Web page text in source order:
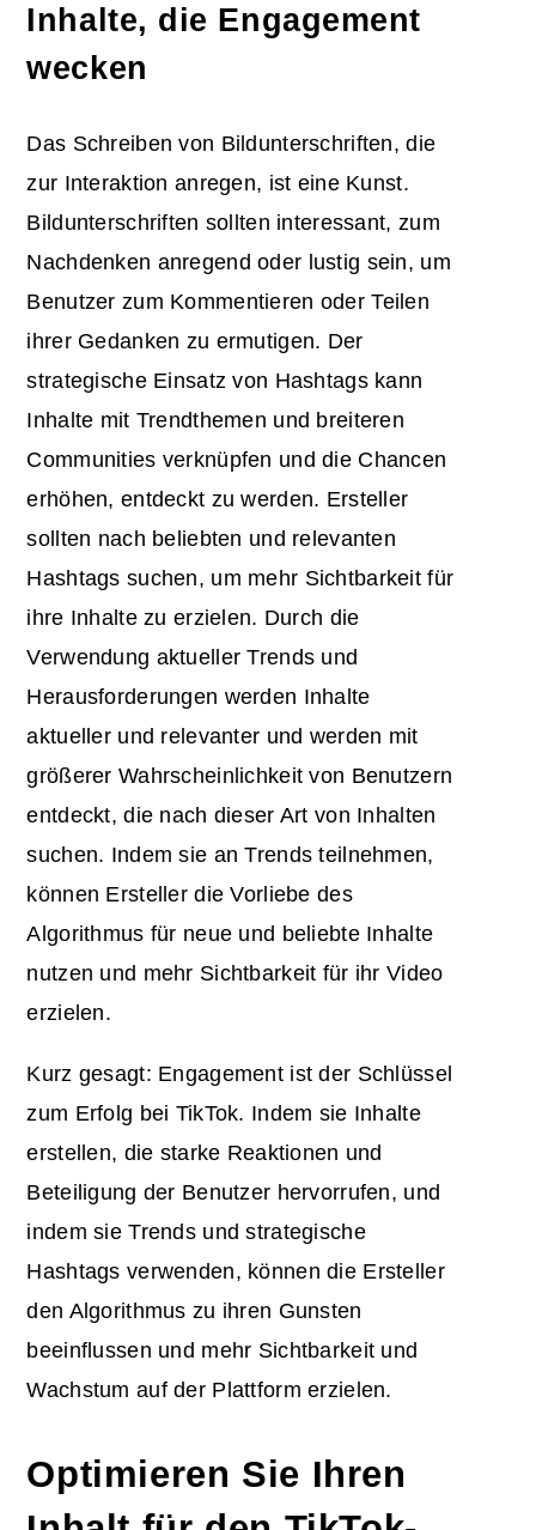
Inhalte, die Engagement
wecken
Das Schreiben von Bildunterschriften, die
zur Interaktion anregen, ist eine Kunst.
Bildunterschriften sollten interessant, zum
Nachdenken anregend oder lustig sein, um
Benutzer zum Kommentieren oder Teilen
ihrer Gedanken zu ermutigen. Der
strategische Einsatz von Hashtags kann
Inhalte mit Trendthemen und breiteren
Communities verknüpfen und die Chancen
erhöhen, entdeckt zu werden. Ersteller
sollten nach beliebten und relevanten
Hashtags suchen, um mehr Sichtbarkeit für
ihre Inhalte zu erzielen. Durch die
Verwendung aktueller Trends und
Herausforderungen werden Inhalte
aktueller und relevanter und werden mit
größerer Wahrscheinlichkeit von Benutzern
entdeckt, die nach dieser Art von Inhalten
suchen. Indem sie an Trends teilnehmen,
können Ersteller die Vorliebe des
Algorithmus für neue und beliebte Inhalte
nutzen und mehr Sichtbarkeit für ihr Video
erzielen.
Kurz gesagt: Engagement ist der Schlüssel
zum Erfolg bei TikTok. Indem sie Inhalte
erstellen, die starke Reaktionen und
Beteiligung der Benutzer hervorrufen, und
indem sie Trends und strategische
Hashtags verwenden, können die Ersteller
den Algorithmus zu ihren Gunsten
beeinflussen und mehr Sichtbarkeit und
Wachstum auf der Plattform erzielen.
Optimieren Sie Ihren